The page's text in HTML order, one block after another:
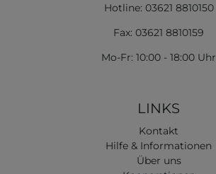
Hotline: 03621 8810150
Fax: 03621 8810159
Mo-Fr: 10:00 - 18:00 Uhr
LINKS
Kontakt
Hilfe & Informationen
Über uns